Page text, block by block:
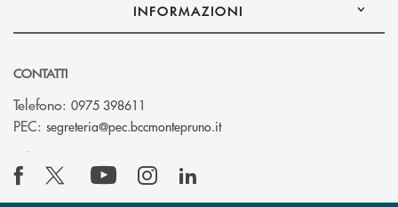
INFORMAZIONI
CONTATTI
Telefono: 0975 398611
PEC: segreteria@pec.bccmontepruno.it(si apre l’app di posta